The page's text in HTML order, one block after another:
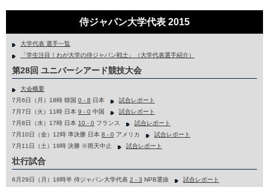
侍ジャパン大学代表 2015
大学代表 選手一覧
「学生注目！わが大学の侍ジャパン戦士」（大学代表選手紹介）
第28回 ユニバーシアード競技大会
大会概要
7月6日（月）18時 韓国 0 - 8 日本
試合レポート
7月7日（火）11時 日本 9 - 0 中国
試合レポート
7月8日（水）17時 日本 10 - 0 フランス
試合レポート
7月10日（金）12時 準決勝 日本 8 - 0 アメリカ
試合レポート
7月11日（土）19時 決勝 ※雨天中止
試合レポート
壮行試合
6月29日（月）18時半 侍ジャパン大学代表 2 - 3 NPB選抜
試合レポート